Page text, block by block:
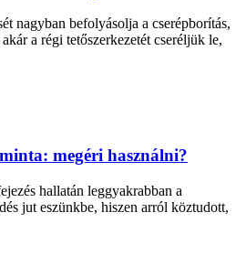
nagyban befolyásolja a cserépborítás,
a régi tetőszerkezetét cseréljük le,
megéri használni?
hallatán leggyakrabban a
jut eszünkbe, hiszen arról köztudott,